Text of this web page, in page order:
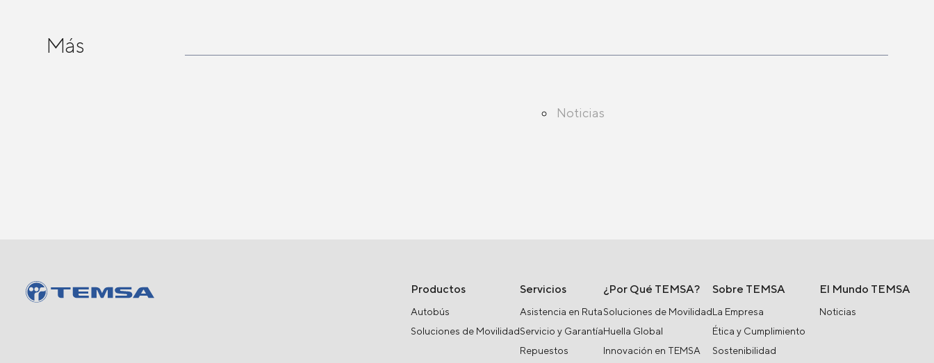
Más
Noticias
Productos
Autobús
Soluciones de Movilidad
Servicios
Asistencia en Ruta
Servicio y Garantía
Repuestos
¿Por Qué TEMSA?
Soluciones de Movilidad
Huella Global
Innovación en TEMSA
Sobre TEMSA
La Empresa
Ética y Cumplimiento
Sostenibilidad
El Mundo TEMSA
Noticias